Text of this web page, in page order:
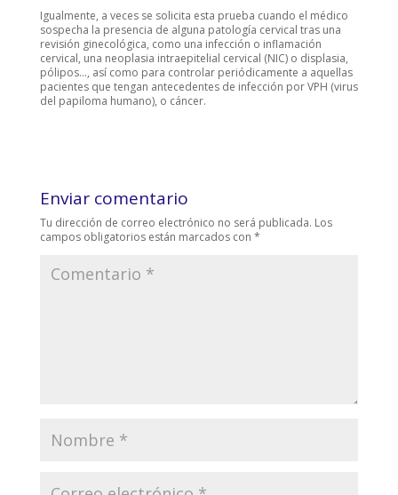
Igualmente, a veces se solicita esta prueba cuando el médico
sospecha la presencia de alguna patología cervical tras una
revisión ginecológica, como una infección o inflamación
cervical, una neoplasia intraepitelial cervical (NIC) o displasia,
pólipos…, así como para controlar periódicamente a aquellas
pacientes que tengan antecedentes de infección por VPH (virus
del papiloma humano), o cáncer.
Enviar comentario
Tu dirección de correo electrónico no será publicada. Los
campos obligatorios están marcados con *